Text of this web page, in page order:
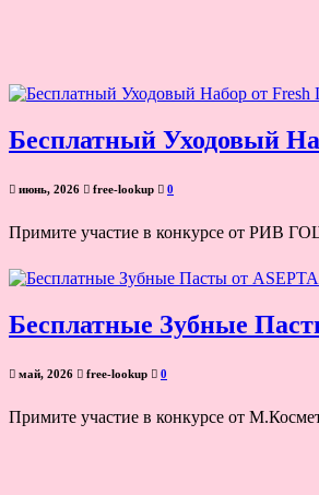
Бесплатный Уходовый
июнь, 2026 free-lookup 0
Примите участие в конкурсе от РИВ
Бесплатные Зубные
май, 2026 free-lookup 0
Примите участие в конкурсе от